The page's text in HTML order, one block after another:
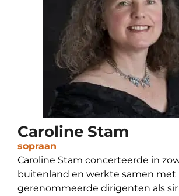
Caroline Stam
sopraan
Caroline Stam concerteerde in
buitenland en werkte samen met
gerenommeerde dirigenten als sir